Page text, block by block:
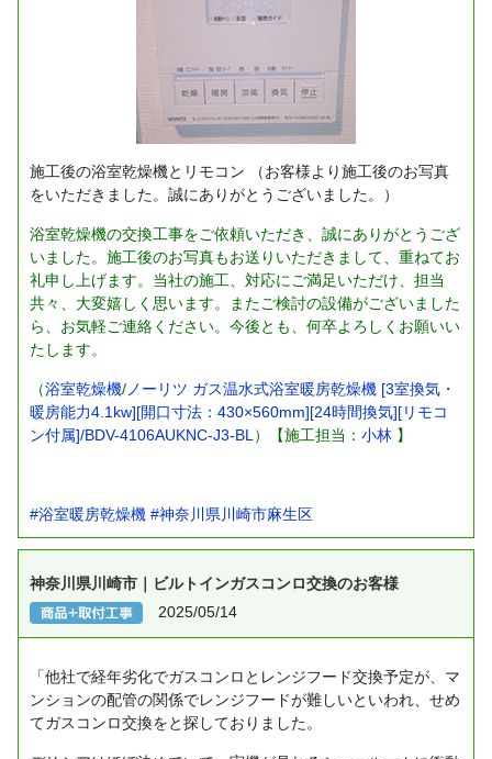
施工後の浴室乾燥機とリモコン （お客様より施工後のお写真
をいただきました。誠にありがとうございました。）
浴室乾燥機の交換工事をご依頼いただき、誠にありがとうござ
いました。施工後のお写真もお送りいただきまして、重ねてお
礼申し上げます。当社の施工、対応にご満足いただけ、担当
共々、大変嬉しく思います。またご検討の設備がございました
ら、お気軽ご連絡ください。今後とも、何卒よろしくお願いい
たします。
（浴室乾燥機/ ノーリツ ガス温水式浴室暖房乾燥機 [3室換気・
暖房能力4.1kw][開口寸法：430×560mm][24時間換気][リモコ
ン付属]/BDV-4106AUKNC-J3-BL ）【施工担当： 小林 】
#浴室暖房乾燥機 #神奈川県川崎市麻生区
神奈川県川崎市｜ビルトインガスコンロ交換のお客様
2025/05/14
「他社で経年劣化でガスコンロとレンジフード交換予定が、マ
ンションの配管の関係でレンジフードが難しいといわれ、せめ
てガスコンロ交換をと探しておりました。